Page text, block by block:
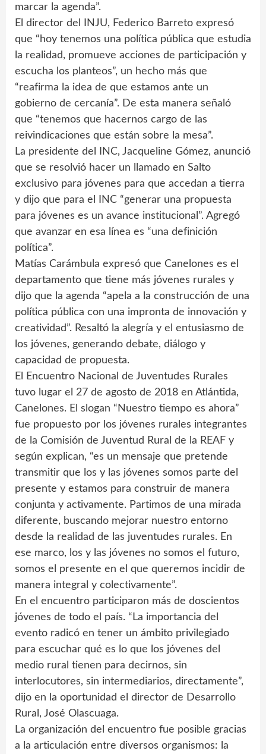
marcar la agenda”.
El director del INJU, Federico Barreto expresó
que “hoy tenemos una política pública que estudia
la realidad, promueve acciones de participación y
escucha los planteos”, un hecho más que
“reafirma la idea de que estamos ante un
gobierno de cercanía”. De esta manera señaló
que “tenemos que hacernos cargo de las
reivindicaciones que están sobre la mesa”.
La presidente del INC, Jacqueline Gómez, anunció
que se resolvió hacer un llamado en Salto
exclusivo para jóvenes para que accedan a tierra
y dijo que para el INC “generar una propuesta
para jóvenes es un avance institucional”. Agregó
que avanzar en esa línea es “una definición
política”.
Matías Carámbula expresó que Canelones es el
departamento que tiene más jóvenes rurales y
dijo que la agenda “apela a la construcción de una
política pública con una impronta de innovación y
creatividad”. Resaltó la alegría y el entusiasmo de
los jóvenes, generando debate, diálogo y
capacidad de propuesta.
El Encuentro Nacional de Juventudes Rurales
tuvo lugar el 27 de agosto de 2018 en Atlántida,
Canelones. El slogan “Nuestro tiempo es ahora”
fue propuesto por los jóvenes rurales integrantes
de la Comisión de Juventud Rural de la REAF y
según explican, “es un mensaje que pretende
transmitir que los y las jóvenes somos parte del
presente y estamos para construir de manera
conjunta y activamente. Partimos de una mirada
diferente, buscando mejorar nuestro entorno
desde la realidad de las juventudes rurales. En
ese marco, los y las jóvenes no somos el futuro,
somos el presente en el que queremos incidir de
manera integral y colectivamente”.
En el encuentro participaron más de doscientos
jóvenes de todo el país. “La importancia del
evento radicó en tener un ámbito privilegiado
para escuchar qué es lo que los jóvenes del
medio rural tienen para decirnos, sin
interlocutores, sin intermediarios, directamente”,
dijo en la oportunidad el director de Desarrollo
Rural, José Olascuaga.
La organización del encuentro fue posible gracias
a la articulación entre diversos organismos: la